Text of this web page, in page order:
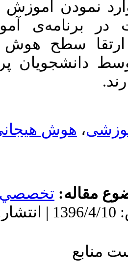
آموزش مهارت‌های
آموزش خود،
هوش هیجانی و
پرستاری که
‌هیجانی،
تخصصي